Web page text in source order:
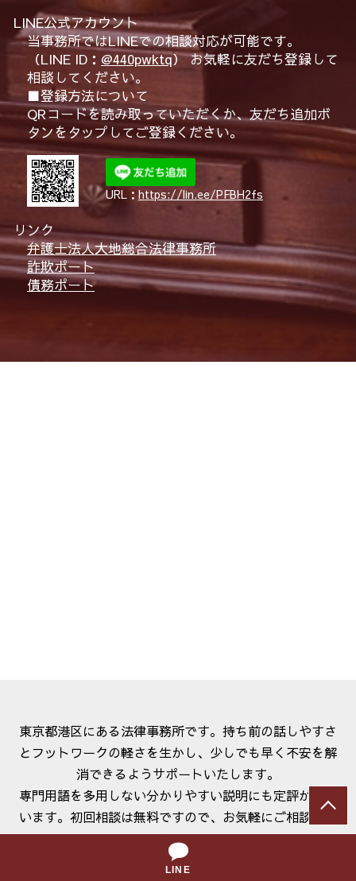
LINE公式アカウント
当事務所ではLINEでの相談対応が可能です。
（LINE ID： @440pwktq） お気軽に友だち登録して
相談してください。
■登録方法について
QRコードを読み取っていただくか、友だち追加ボ
タンをタップしてご登録ください。
URL： https://lin.ee/PFBH2fs
リンク
弁護士法人大地総合法律事務所
詐欺ポート
債務ポート
東京都港区にある法律事務所です。持ち前の話しやすさ
とフットワークの軽さを生かし、少しでも早く不安を解
消できるようサポートいたします。
専門用語を多用しない分かりやすい説明にも定評がござ
います。初回相談は無料ですので、お気軽にご相談くだ
さい。